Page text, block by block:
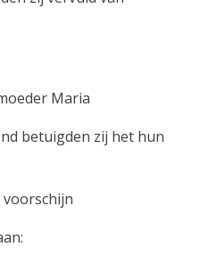
Maria
betuigden zij het hun